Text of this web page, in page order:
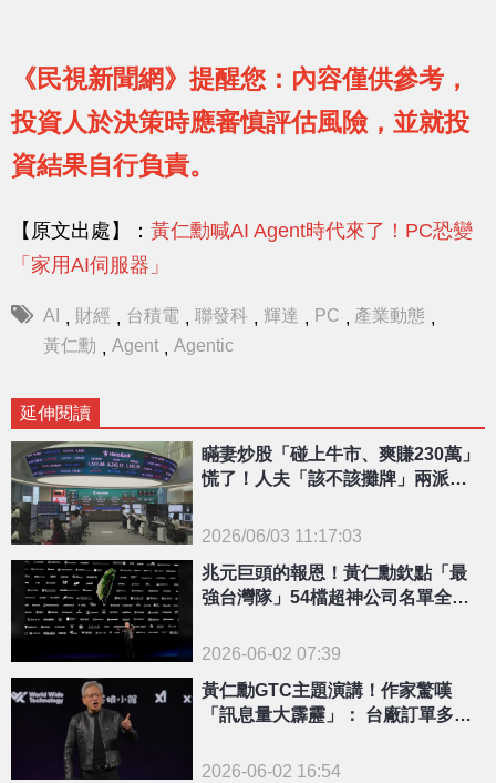
《民視新聞網》提醒您：內容僅供參考，
投資人於決策時應審慎評估風險，並就投
資結果自行負責。
【原文出處】： 黃仁勳喊AI Agent時代來了！PC恐變
「家用AI伺服器」
AI , 財經 , 台積電 , 聯發科 , 輝達 , PC , 產業動態 ,
黃仁勳 , Agent , Agentic
延伸閱讀
{PLAYICON}
瞞妻炒股「碰上牛市、爽賺230萬」
慌了！人夫「該不該攤牌」兩派戰
2026/06/03 11:17:03
兆元巨頭的報恩！黃仁勳欽點「最
強台灣隊」54檔超神公司名單全曝
2026-06-02 07:39
黃仁勳GTC主題演講！作家驚嘆
「訊息量大霹靂」： 台廠訂單多到
2026-06-02 16:54